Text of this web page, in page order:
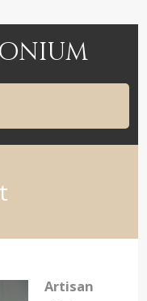
Artisan